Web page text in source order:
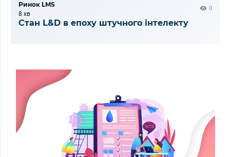
Ринок LMS
8 хв
0
Стан L&D в епоху штучного інтелекту